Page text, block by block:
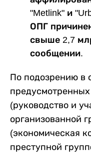
"Metlink" и
ОПГ
свыше 2,7
сообщении.
По подозрению в
предусмотренных
(руководство и
организованной
(экономическая
преступной